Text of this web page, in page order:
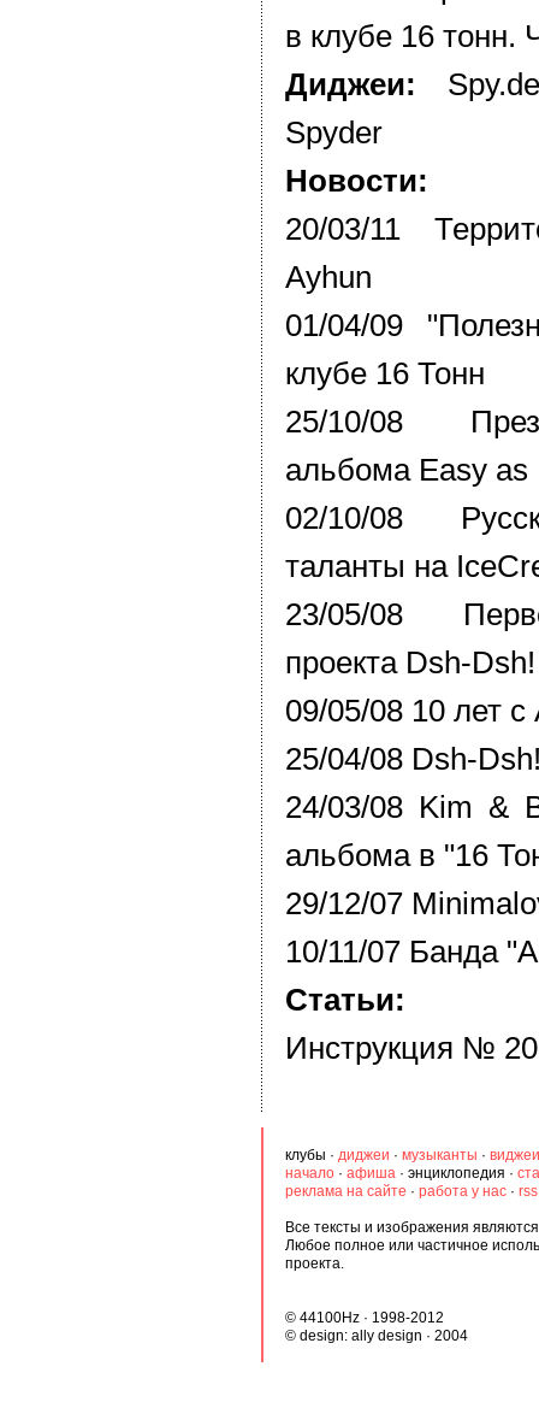
в клубе 16 тонн.
Диджеи:
Spyder
Новости:
20/03/11
Ayhun
01/04/09
клубе 16 Тонн
25/10/08
альбома Easy as
02/10/08
таланты на
23/05/08
проекта Dsh-Dsh!
09/05/08 10 лет
25/04/08 Dsh-
24/03/08 Kim &
альбома в "16
29/12/07
10/11/07 Банда
Статьи:
Инструкция №
клубы · диджеи · музыканты · виджеи
начало · афиша · энциклопедия ·
реклама на сайте · работа у нас ·
Все тексты и изображения
Любое полное или частичное
проекта.
© 44100Hz · 1998-2012
© design: ally design · 2004